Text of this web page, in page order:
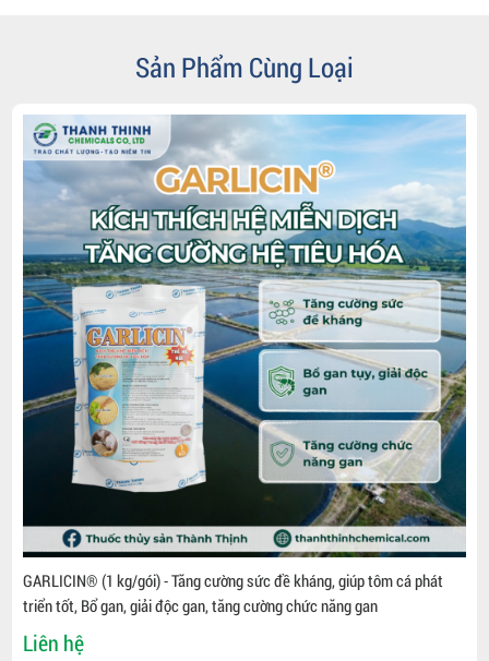
Sản Phẩm Cùng Loại
GARLICIN® (1 kg/gói) - Tăng cường sức đề kháng, giúp tôm cá phát
triển tốt, Bổ gan, giải độc gan, tăng cường chức năng gan
Liên hệ